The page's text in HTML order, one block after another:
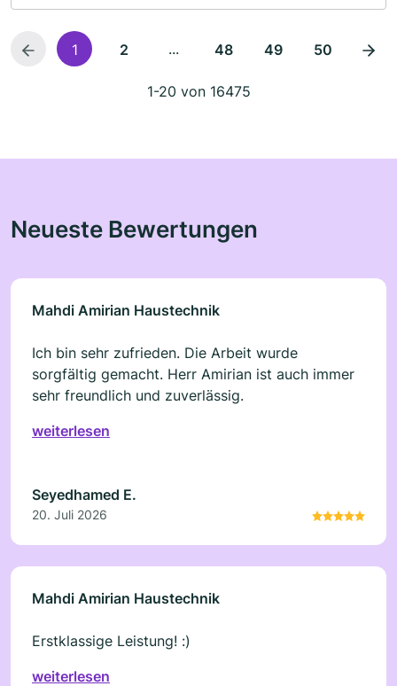
1 2 ... 48 49 50
1-20 von 16475
Neueste Bewertungen
Mahdi Amirian Haustechnik
Ich bin sehr zufrieden. Die Arbeit wurde
sorgfältig gemacht. Herr Amirian ist auch immer
sehr freundlich und zuverlässig.
weiterlesen
Seyedhamed E.
20. Juli 2026
Mahdi Amirian Haustechnik
Erstklassige Leistung! :)
weiterlesen